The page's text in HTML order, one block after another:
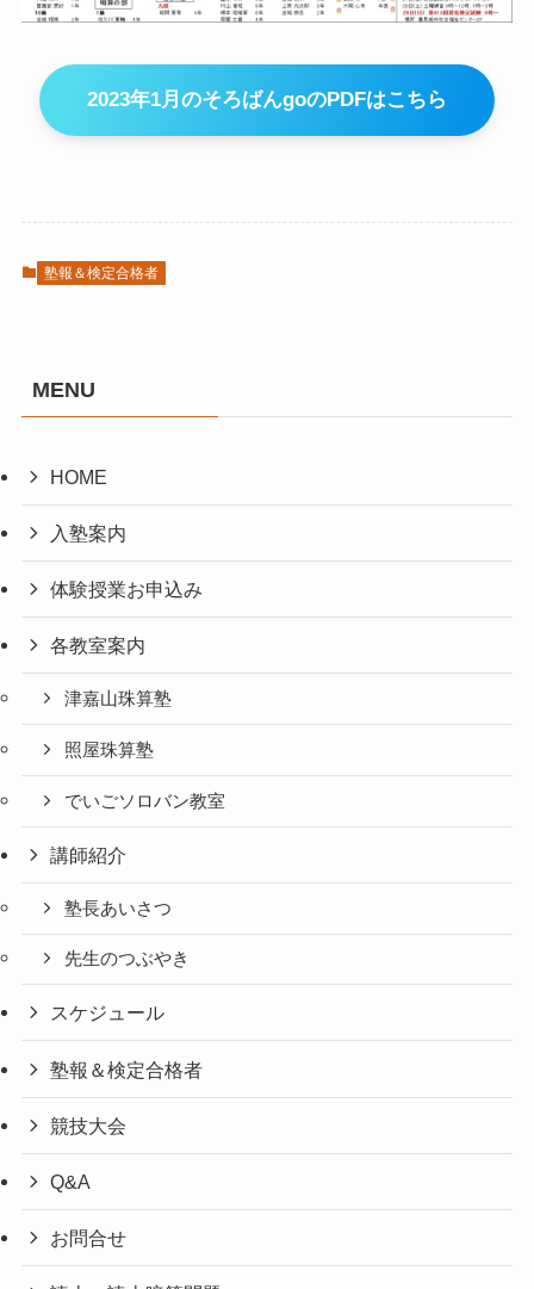
2023年1月のそろばんgoのPDFはこちら
塾報＆検定合格者
MENU
HOME
入塾案内
体験授業お申込み
各教室案内
津嘉山珠算塾
照屋珠算塾
でいごソロバン教室
講師紹介
塾長あいさつ
先生のつぶやき
スケジュール
塾報＆検定合格者
競技大会
Q&A
お問合せ